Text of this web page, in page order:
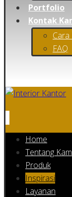
Portfolio
Kontak
Cara
FAQ
Home
Tentang
Produk
Inspirasi
Layanan